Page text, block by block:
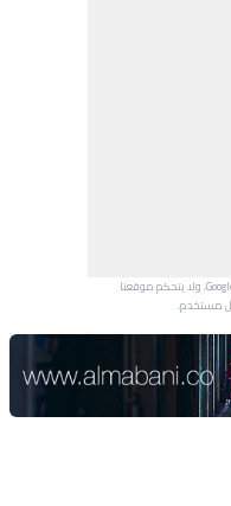
يتم عرض هذا الإعلان بواسطة إعلانات Google، ولا يتحكم موقعنا
مستخدم.